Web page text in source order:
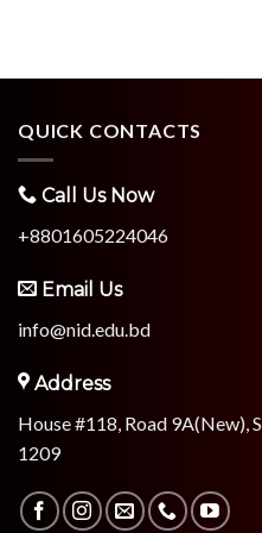
QUICK CONTACTS
Call Us Now
+8801605224046
Email Us
info@nid.edu.bd
Address
House #118, Road 9A(New),
1209